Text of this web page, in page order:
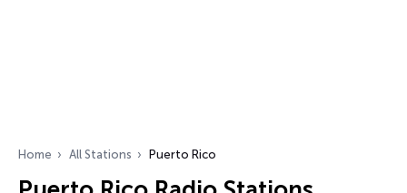
Home All Stations Puerto Rico